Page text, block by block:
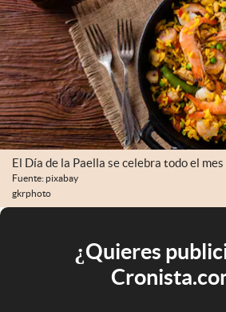
El Día de la Paella se celebra todo el mes
Fuente: pixabay
gkrphoto
¿Quieres